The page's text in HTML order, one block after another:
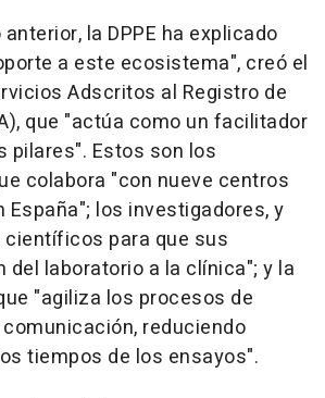
la DPPE ha explicado
a este ecosistema", creó el
Adscritos al Registro de
que "actúa como un facilitador
pilares". Estos son los
colabora "con nueve centros
España"; los investigadores, y
científicos para que sus
del laboratorio a la clínica"; y la
"agiliza los procesos de
reduciendo
tiempos de los ensayos".